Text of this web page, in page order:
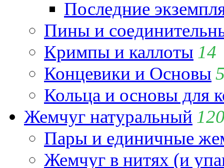
Последние
Пины и
Кримпы и каллоты 14
Концевики и Основы
Кольца и основы для
Жемчуг натуральный
Пары и единичные
Жемчуг в нитях (и